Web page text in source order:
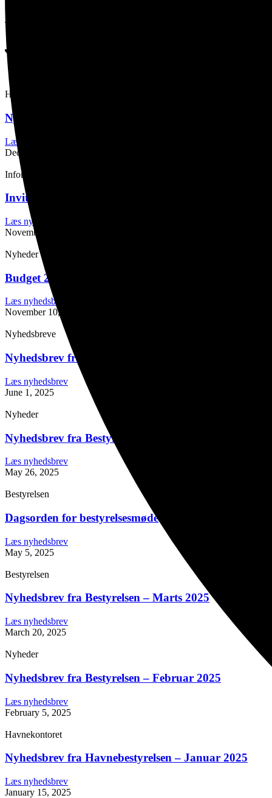
vores bestyrelse
Havnekontoret
Nyhedsbrev fra havnekontoret – December 2025
Læs nyhedsbrev
December 3, 2025
Infomation
Invitation til dialogmøde for 2025
Læs nyhedsbrev
November 14, 2025
Nyheder
Budget 2025 -forecast 2026
Læs nyhedsbrev
November 10, 2025
Nyhedsbreve
Nyhedsbrev fra Bestyrelsen – Juni 2025
Læs nyhedsbrev
June 1, 2025
Nyheder
Nyhedsbrev fra Bestyrelsen – Maj 2025
Læs nyhedsbrev
May 26, 2025
Bestyrelsen
Dagsorden for bestyrelsesmøde
Læs nyhedsbrev
May 5, 2025
Bestyrelsen
Nyhedsbrev fra Bestyrelsen – Marts 2025
Læs nyhedsbrev
March 20, 2025
Nyheder
Nyhedsbrev fra Bestyrelsen – Februar 2025
Læs nyhedsbrev
February 5, 2025
Havnekontoret
Nyhedsbrev fra Havnebestyrelsen – Januar 2025
Læs nyhedsbrev
January 15, 2025